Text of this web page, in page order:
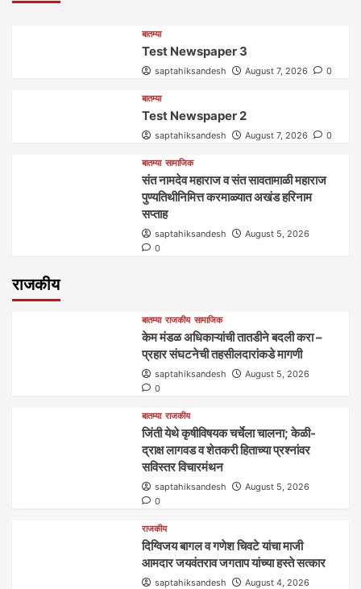
बातम्या
Test Newspaper 3
saptahiksandesh August 7, 2026 0
बातम्या
Test Newspaper 2
saptahiksandesh August 7, 2026 0
बातम्या सामाजिक
संत नामदेव महाराज व संत सावतामाळी महाराज
पुण्यतिथीनिमित्त करमाळ्यात अखंड हरिनाम
सप्ताह
saptahiksandesh
August 5, 2026
0
राजकीय
बातम्या राजकीय सामाजिक
केम मंडळ अधिकाऱ्यांची तातडीने बदली करा –
प्रहार संघटनेची तहसीलदारांकडे मागणी
saptahiksandesh
August 5, 2026
0
बातम्या राजकीय
जिंती येथे कृषीविषयक चर्चेला चालना; केळी-
द्राक्ष लागवड व शेतकरी हिताच्या प्रश्नांवर
सविस्तर विचारमंथन
saptahiksandesh
August 5, 2026
0
राजकीय
दिग्विजय बागल व गणेश चिवटे यांचा माजी
आमदार जयवंतराव जगताप यांच्या हस्ते सत्कार
saptahiksandesh
August 4, 2026